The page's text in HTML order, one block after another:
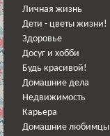
Личная жизнь
Дети - цветы жизни!
Здоровье
Досуг и хобби
Будь красивой!
Домашние дела
Недвижимость
Карьера
Домашние любимцы